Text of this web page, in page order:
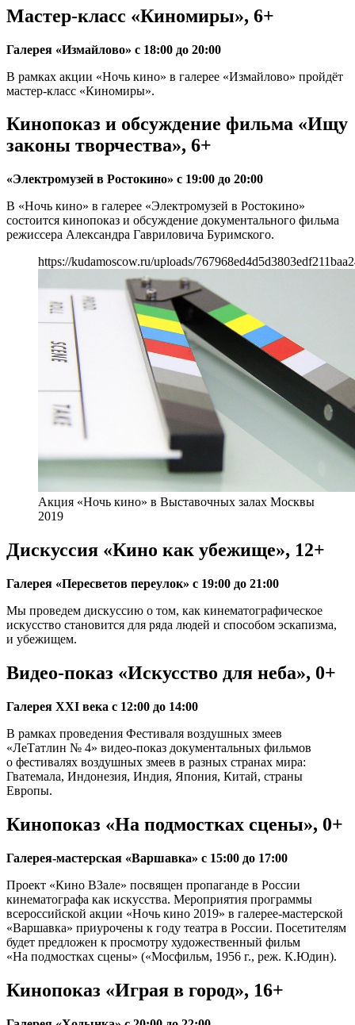
Мастер-класс «Киномиры», 6+
Галерея «Измайлово» с 18:00 до 20:00
В рамках акции «Ночь кино» в галерее «Измайлово» пройдёт
мастер-класс «Киномиры».
Кинопоказ и обсуждение фильма «Ищу
законы творчества», 6+
«Электромузей в Ростокино» с 19:00 до 20:00
В «Ночь кино» в галерее «Электромузей в Ростокино»
состоится кинопоказ и обсуждение документального фильма
режиссера Александра Гавриловича Буримского.
https://kudamoscow.ru/uploads/
Акция «Ночь кино» в Выставочных залах Москвы
2019
Дискуссия «Кино как убежище», 12+
Галерея «Пересветов переулок» с 19:00 до 21:00
Мы проведем дискуссию о том, как кинематографическое
искусство становится для ряда людей и способом эскапизма,
и убежищем.
Видео-показ «Искусство для неба», 0+
Галерея XXI века с 12:00 до 14:00
В рамках проведения Фестиваля воздушных змеев
«ЛеТатлин № 4» видео-показ документальных фильмов
о фестивалях воздушных змеев в разных странах мира:
Гватемала, Индонезия, Индия, Япония, Китай, страны
Европы.
Кинопоказ «На подмостках сцены», 0+
Галерея-мастерская «Варшавка» с 15:00 до 17:00
Проект «Кино ВЗале» посвящен пропаганде в России
кинематографа как искусства. Мероприятия программы
всероссийской акции «Ночь кино 2019» в галерее-мастерской
«Варшавка» приурочены к году театра в России. Посетителям
будет предложен к просмотру художественный фильм
«На подмостках сцены» («Мосфильм, 1956 г., реж. К.Юдин).
Кинопоказ «Играя в город», 16+